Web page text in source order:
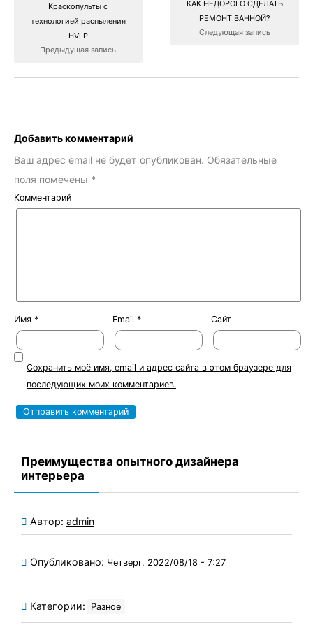
Краскопульты с
технологией распыления
HVLP
Предыдущая запись
КАК НЕДОРОГО СДЕЛАТЬ
РЕМОНТ ВАННОЙ?
Следующая запись
Добавить комментарий
Ваш адрес email не будет опубликован. Обязательные
поля помечены *
Комментарий
Имя * Email * Сайт
Сохранить моё имя, email и адрес сайта в этом браузере для
последующих моих комментариев.
Преимущества опытного дизайнера
интерьера
Автор: admin
Опубликовано: Четверг, 2022/08/18 - 7:27
Категории: Разное